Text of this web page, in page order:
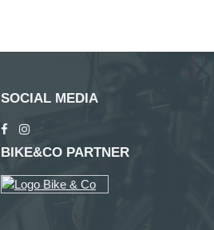
SOCIAL MEDIA
BIKE&CO PARTNER